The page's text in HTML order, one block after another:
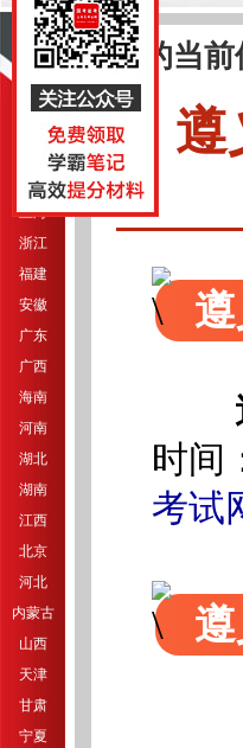
导航
江苏
上海
浙江
福建
安徽
广东
广西
海南
河南
湖北
湖南
江西
北京
河北
内蒙古
山西
天津
甘肃
宁夏
您的当前
遵
时间
考试